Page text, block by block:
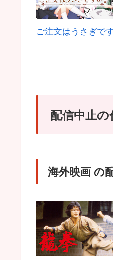
ご注文はうさぎで
配信中止の
海外映画 の